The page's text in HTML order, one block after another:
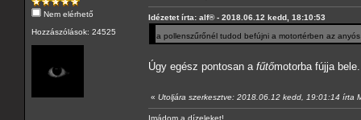
Nem elérhető
Hozzászólások: 24525
Idézetet írta: alf® - 2018.06.12 kedd, 18:10:53
a pollenszűrőnél tudod befújni a motortérben az
Úgy egész pontosan a fűtőmotorba fújja
« Utoljára szerkesztve: 2018.06.12 kedd, 19:01:14 írta
Imádom a dízeleket!